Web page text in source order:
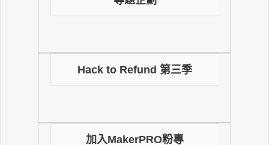
Hack to Refund 第三季
加入MakerPRO粉專